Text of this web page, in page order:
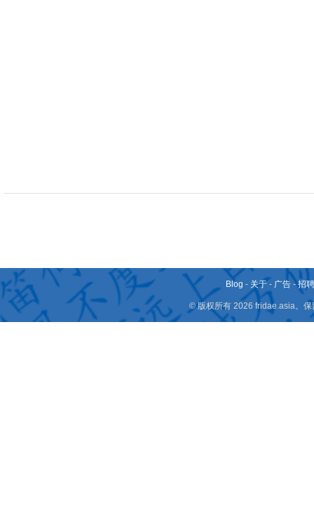
Blog - 关于 - 广告 -招
© 版权所有 2026 fridae.asia。